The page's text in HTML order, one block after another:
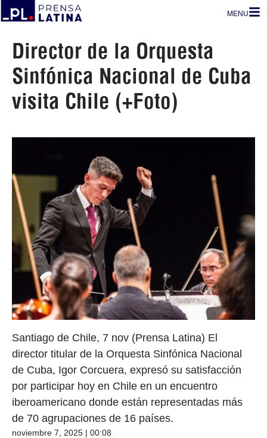
MENU
Director de la Orquesta
Sinfónica Nacional de Cuba
visita Chile (+Foto)
Santiago de Chile, 7 nov (Prensa Latina) El
director titular de la Orquesta Sinfónica Nacional
de Cuba, Igor Corcuera, expresó su satisfacción
por participar hoy en Chile en un encuentro
iberoamericano donde están representadas más
de 70 agrupaciones de 16 países.
noviembre 7, 2025 | 00:08